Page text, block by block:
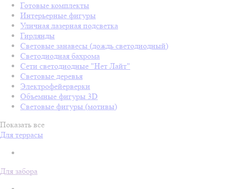
Готовые комплекты
Интерьерные фигуры
Уличная лазерная подсветка
Гирлянды
Световые занавесы (дождь светодиодный)
Светодиодная бахрома
Сети светодиодные "Нет Лайт"
Световые деревья
Электрофейерверки
Объемные фигуры 3D
Световые фигуры (мотивы)
Показать все
Для террасы
Для забора